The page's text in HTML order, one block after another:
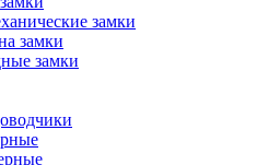
замки
замки
замки